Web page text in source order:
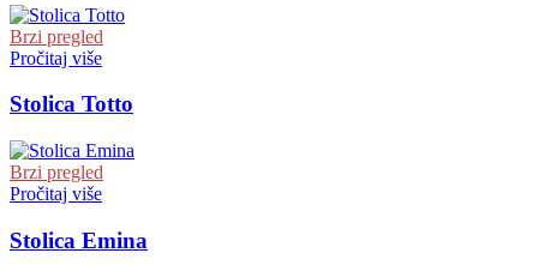
Brzi pregled
Pročitaj više
Stolica Totto
Brzi pregled
Pročitaj više
Stolica Emina